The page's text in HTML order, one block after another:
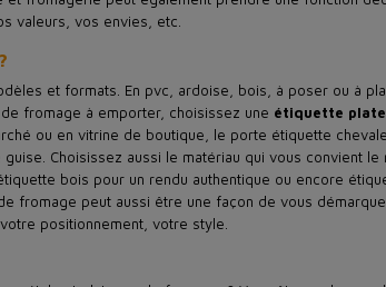
valeurs, vos envies, etc.
et formats. En pvc, ardoise, bois, à poser ou à
fromage à emporter, choisissez une étiquette
ou en vitrine de boutique, le porte étiquette
Choisissez aussi le matériau qui vous convient le
bois pour un rendu authentique ou encore
fromage peut aussi être une façon de vous
positionnement, votre style.